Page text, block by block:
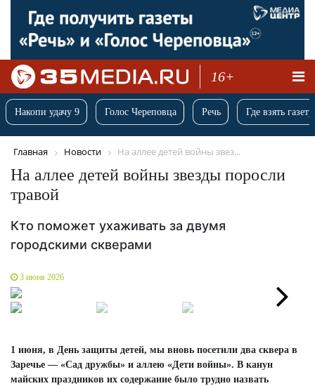
16+
Накопи удачу 9 Голос Череповца Речь Где взять
Главная Новости На аллее детей войны звез...
На аллее детей войны звезды поросли
травой
Кто поможет ухаживать за двумя
городскими скверами
3 июня 2026
1 июня, в День защиты детей, мы вновь посетили два сквера в
Заречье — «Сад дружбы» и аллею «Дети войны». В канун
майских праздников их содержание было трудно назвать